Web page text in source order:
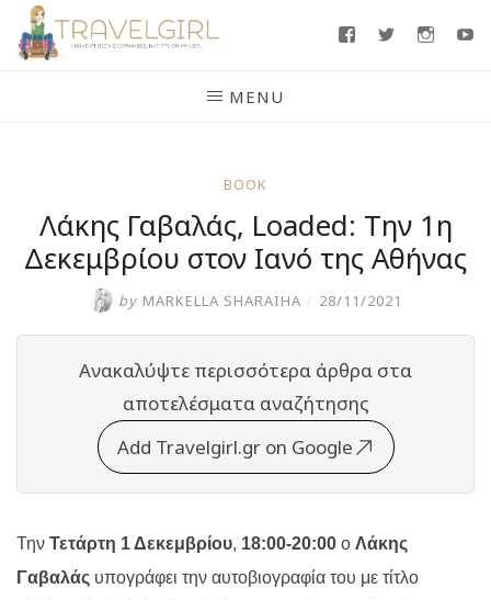
Skip
FacebookTwitter
MENU
BOOK
Λάκης Γαβαλάς, Loaded: Την 1η
Δεκεμβρίου στον Ιανό της Αθήνας
by MARKELLA SHARAIHA / 28/11/2021
Ανακαλύψτε περισσότερα άρθρα στα
αποτελέσματα αναζήτησης
Add Travelgirl.gr on Google
Την Τετάρτη 1 Δεκεμβρίου, 18:00-20:00 ο Λάκης
Γαβαλάς υπογράφει την αυτοβιογραφία του με τίτλο